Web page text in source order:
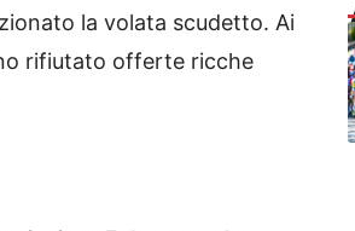
la volata scudetto. Ai
rifiutato offerte ricche